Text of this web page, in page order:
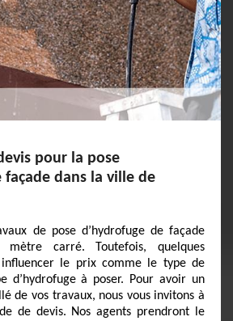
pour la pose
façade dans la ville de
de pose d’hydrofuge de façade
carré. Toutefois, quelques
influencer le prix comme le type de
d’hydrofuge à poser. Pour avoir un
de vos travaux, nous vous invitons à
de devis. Nos agents prendront le